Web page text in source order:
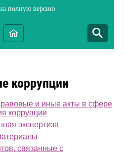
полную версию
коррупции
и иные акты в сфере
коррупции
экспертиза
связанные с